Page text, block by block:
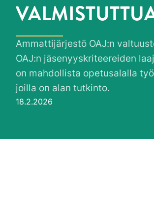
Ammattijärjestö OAJ:n
OAJ:n jäsenyyskriteereiden
on mahdollista opetusalalla
joilla on alan tutkinto.
Julkaistu:
18.2.2026